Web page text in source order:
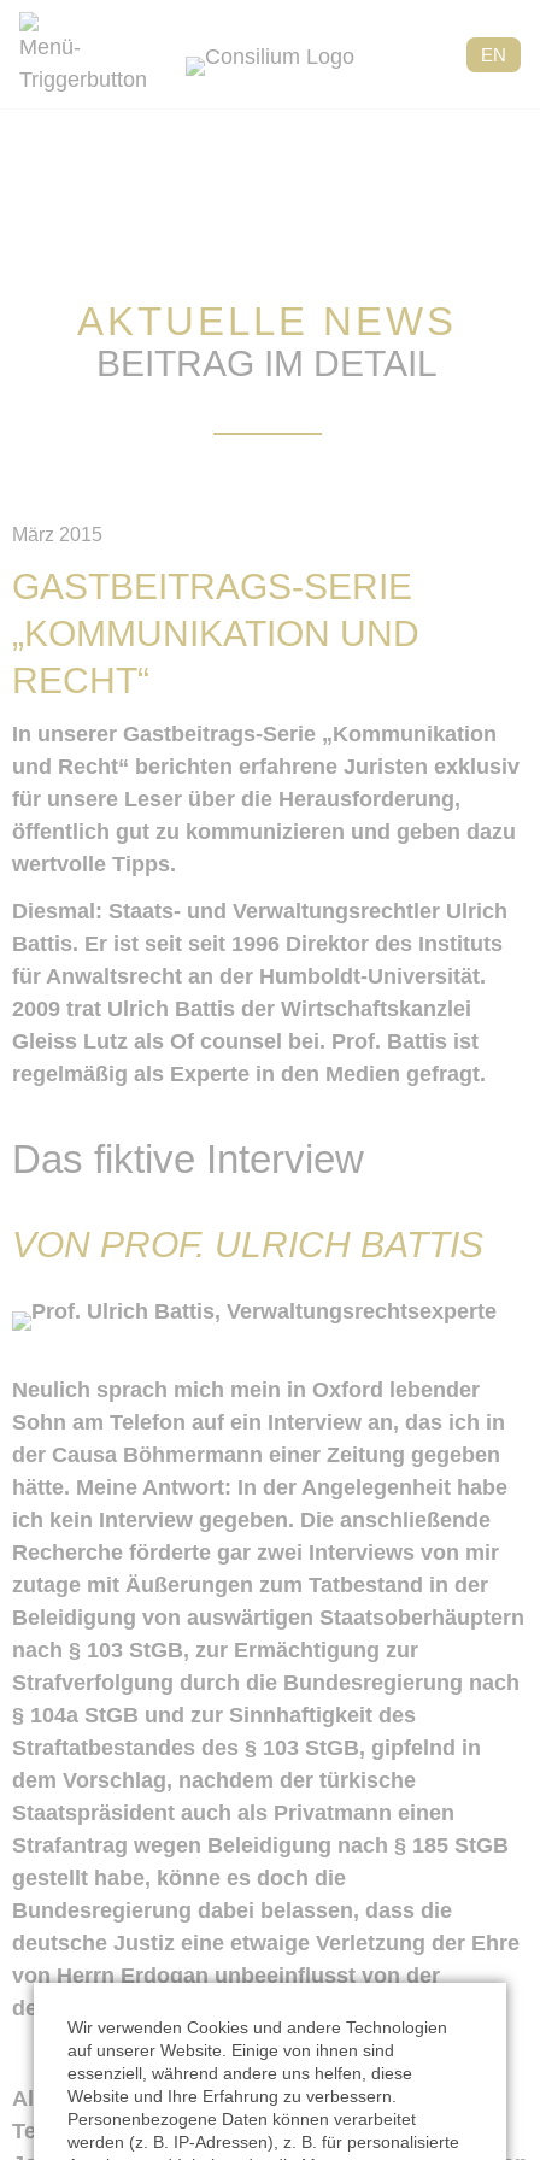
EN
AKTUELLE NEWS
BEITRAG IM DETAIL
März 2015
GASTBEITRAGS-SERIE
„KOMMUNIKATION UND
RECHT“
In unserer Gastbeitrags-Serie „Kommunikation
und Recht“ berichten erfahrene Juristen exklusiv
für unsere Leser über die Herausforderung,
öffentlich gut zu kommunizieren und geben dazu
wertvolle Tipps.
Diesmal: Staats- und Verwaltungsrechtler Ulrich
Battis. Er ist seit seit 1996 Direktor des Instituts
für Anwaltsrecht an der Humboldt-Universität.
2009 trat Ulrich Battis der Wirtschaftskanzlei
Gleiss Lutz als Of counsel bei. Prof. Battis ist
regelmäßig als Experte in den Medien gefragt.
Das fiktive Interview
VON PROF. ULRICH BATTIS
Neulich sprach mich mein in Oxford lebender
Sohn am Telefon auf ein Interview an, das ich in
der Causa Böhmermann einer Zeitung gegeben
hätte. Meine Antwort: In der Angelegenheit habe
ich kein Interview gegeben. Die anschließende
Recherche förderte gar zwei Interviews von mir
zutage mit Äußerungen zum Tatbestand in der
Beleidigung von auswärtigen Staatsoberhäuptern
nach § 103 StGB, zur Ermächtigung zur
Strafverfolgung durch die Bundesregierung nach
§ 104a StGB und zur Sinnhaftigkeit des
Straftatbestandes des § 103 StGB, gipfelnd in
dem Vorschlag, nachdem der türkische
Staatspräsident auch als Privatmann einen
Strafantrag wegen Beleidigung nach § 185 StGB
gestellt habe, könne es doch die
Bundesregierung dabei belassen, dass die
deutsche Justiz eine etwaige Verletzung der Ehre
von Herrn Erdogan unbeeinflusst von der
deutschen Politik beurteile.
All dies hatte ich tatsächlich in mehreren
Telefongesprächen gegenüber verschiedenen
Wir verwenden Cookies und andere Technologien
auf unserer Website. Einige von ihnen sind
essenziell, während andere uns helfen, diese
Website und Ihre Erfahrung zu verbessern.
Personenbezogene Daten können verarbeitet
werden (z. B. IP-Adressen), z. B. für personalisierte